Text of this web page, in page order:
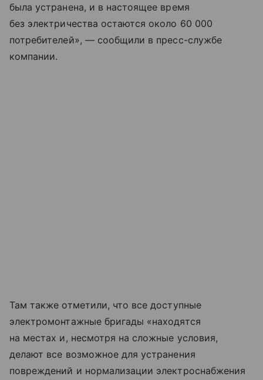
была устранена, и в настоящее время
без электричества остаются около 60 000
потребителей», — сообщили в пресс-службе
компании.
Там также отметили, что все доступные
электромонтажные бригады «находятся
на местах и, несмотря на сложные условия,
делают все возможное для устранения
повреждений и нормализации электроснабжения